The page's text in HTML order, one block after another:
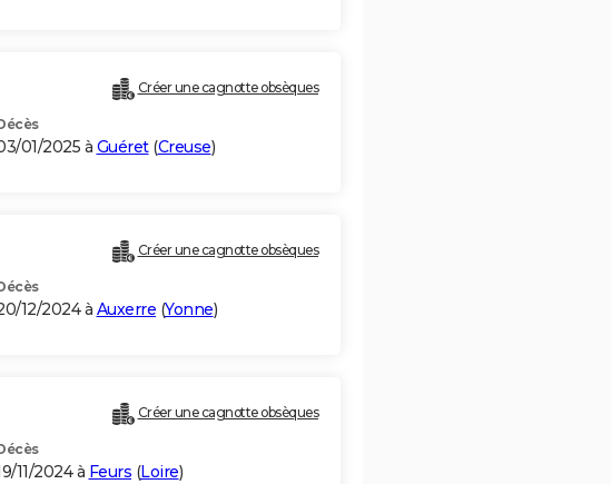
Créer une cagnotte obsèques
01/2025 à Guéret(Creuse)
Créer une cagnotte obsèques
12/2024 à Auxerre (Yonne)
Créer une cagnotte obsèques
11/2024 à Feurs (Loire)